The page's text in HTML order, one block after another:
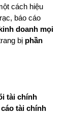
cách hiệu
báo cáo
doanh mọi
bị phần
tài chính
tài chính